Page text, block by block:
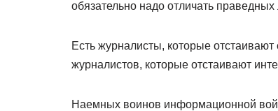
обязательно надо отличать
Есть журналисты, которые
журналистов, которые отстаивают
Наемных воинов информационной